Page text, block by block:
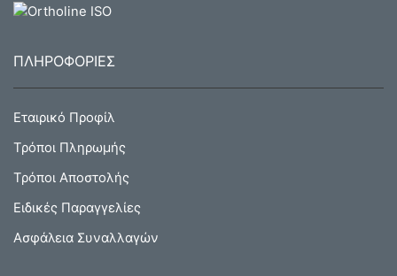
ΠΛΗΡΟΦΟΡΙΕΣ
Εταιρικό Προφίλ
Τρόποι Πληρωμής
Τρόποι Αποστολής
Ειδικές Παραγγελίες
Ασφάλεια Συναλλαγών